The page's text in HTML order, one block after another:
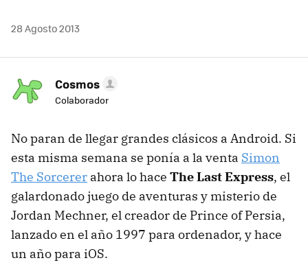
28 Agosto 2013
Cosmos
Colaborador
No paran de llegar grandes clásicos a Android. Si
esta misma semana se ponía a la venta Simon
The Sorcerer ahora lo hace The Last Express, el
galardonado juego de aventuras y misterio de
Jordan Mechner, el creador de Prince of Persia,
lanzado en el año 1997 para ordenador, y hace
un año para iOS.